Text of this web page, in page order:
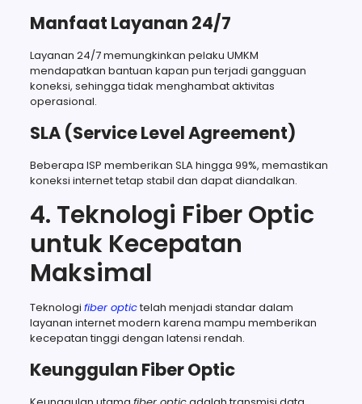
Manfaat Layanan 24/7
Layanan 24/7 memungkinkan pelaku UMKM
mendapatkan bantuan kapan pun terjadi gangguan
koneksi, sehingga tidak menghambat aktivitas
operasional.
SLA (Service Level Agreement)
Beberapa ISP memberikan SLA hingga 99%, memastikan
koneksi internet tetap stabil dan dapat diandalkan.
4. Teknologi Fiber Optic
untuk Kecepatan
Maksimal
Teknologi fiber optictelah menjadi standar dalam
layanan internet modern karena mampu memberikan
kecepatan tinggi dengan latensi rendah.
Keunggulan Fiber Optic